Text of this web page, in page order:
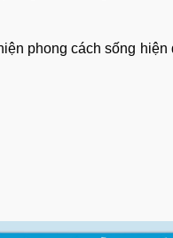
phong cách sống